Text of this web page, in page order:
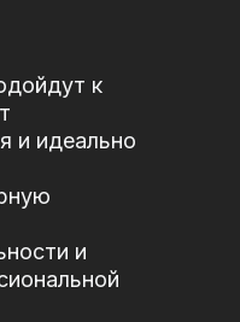
к
и идеально
и